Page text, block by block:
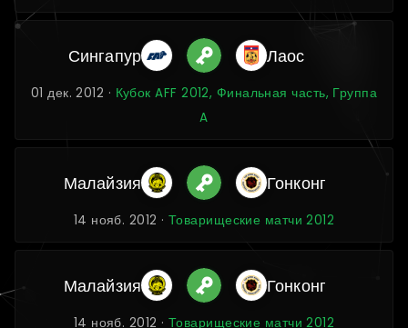
Сингапур Лаос
01 дек. 2012 · Кубок AFF 2012, Финальная часть, Группа
A
Малайзия Гонконг
14 нояб. 2012 · Товарищеские матчи 2012
Малайзия Гонконг
14 нояб. 2012 · Товарищеские матчи 2012